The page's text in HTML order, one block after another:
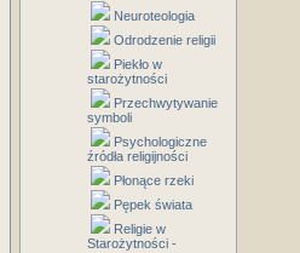
Neuroteologia
Odrodzenie religii
Piekło w
starożytności
Przechwytywanie
symboli
Psychologiczne
źródła religijności
Płonące rzeki
Pępek świata
Religie w
Starożytności -